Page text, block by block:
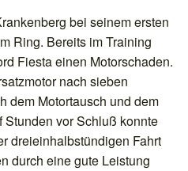
bei seinem ersten
Ring. Bereits im Training
Fiesta einen Motorschaden.
nach sieben
dem Motortausch und dem
Stunden vor Schluß konnte
dreieinhalbstündigen Fahrt
durch eine gute Leistung